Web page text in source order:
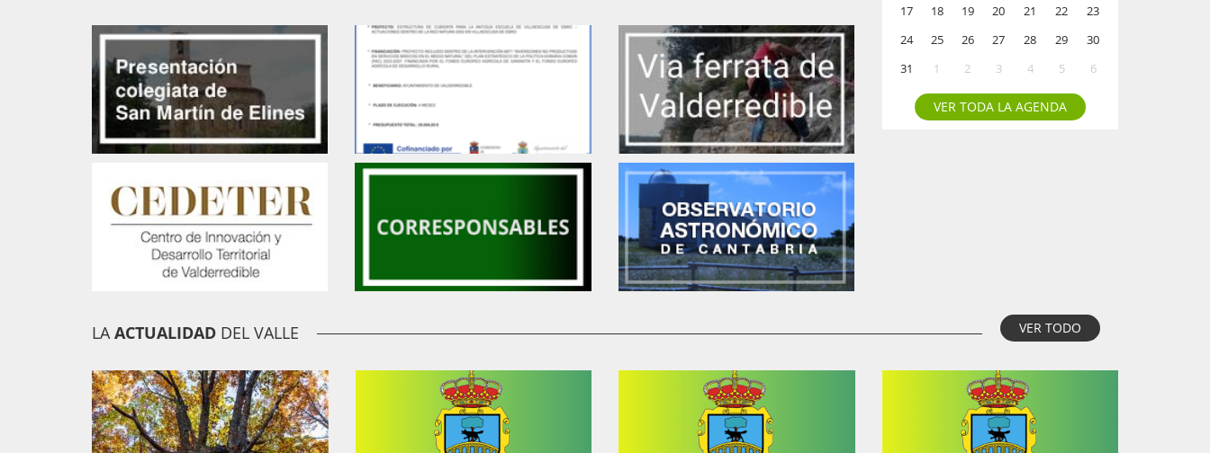
17
18 19 20 21 22
23
24
25 26 27 28 29
30
31
1 2 3 4 5 6
VER TODA LA AGENDA
LAACTUALIDAD DEL VALLE VER TODO